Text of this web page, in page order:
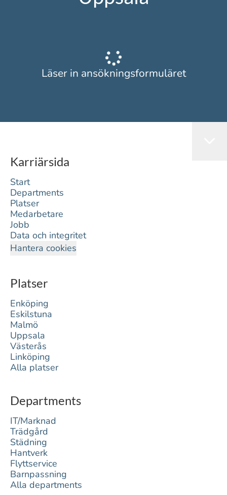
Läser in ansökningsformuläret
Karriärsida
Start
Departments
Platser
Medarbetare
Jobb
Data och integritet
Hantera cookies
Platser
Enköping
Eskilstuna
Malmö
Uppsala
Västerås
Linköping
Alla platser
Departments
IT/Marknad
Trädgård
Städning
Hantverk
Flyttservice
Barnpassning
Alla departments